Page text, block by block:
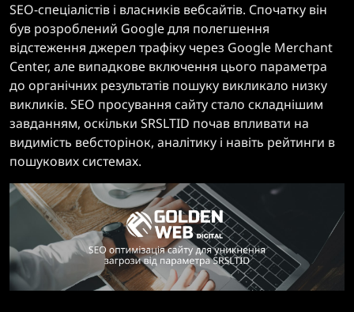
SEO-спеціалістів і власників вебсайтів. Спочатку він
був розроблений Google для полегшення
відстеження джерел трафіку через Google Merchant
Center, але випадкове включення цього параметра
до органічних результатів пошуку викликало низку
викликів. SEO просування сайту стало складнішим
завданням, оскільки SRSLTID почав впливати на
видимість вебсторінок, аналітику і навіть рейтинги в
пошукових системах.